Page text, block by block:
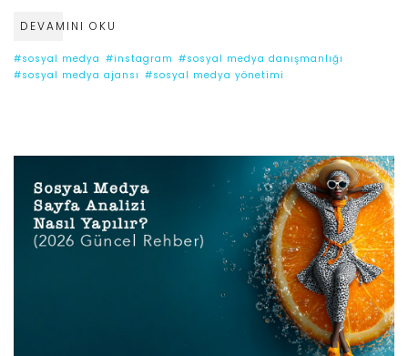
DEVAMINI OKU
#sosyal medya #instagram #sosyal medya danışmanlığı
#sosyal medya ajansı #sosyal medya yönetimi